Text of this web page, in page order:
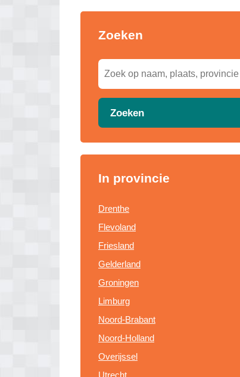
Zoeken
Zoeken
In provincie
Drenthe
Flevoland
Friesland
Gelderland
Groningen
Limburg
Noord-Brabant
Noord-Holland
Overijssel
Utrecht